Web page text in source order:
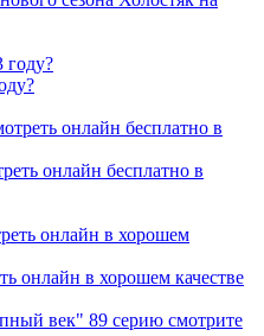
онлайн бесплатно в
онлайн в хорошем качестве